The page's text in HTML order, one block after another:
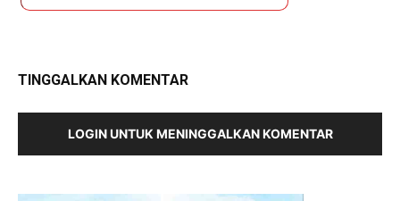
TINGGALKAN KOMENTAR
LOGIN UNTUK MENINGGALKAN KOMENTAR